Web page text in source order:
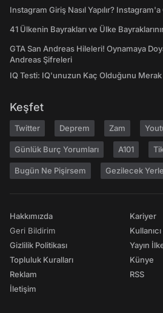
Instagram Giriş Nasıl Yapılır?
41 Ülkenin Bayrakları ve Ülke
GTA San Andreas Hileleri! Oynamaya
Andreas Şifreleri
IQ Testi: IQ'unuzun Kaç Olduğunu Merak
Keşfet
Twitter Deprem Zam
Günlük Burç Yorumları A101
Bugün Ne Pişirsem Gezilecek
Hakkımızda
Geri Bildirim
Gizlilik Politikası
Topluluk Kuralları
Reklam
İletişim
Kariyer
Yayın
Künye
RSS